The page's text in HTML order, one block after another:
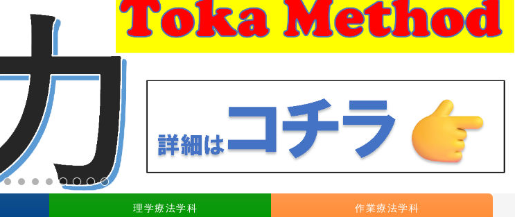
TOKAメソッド
図書館 学生
ロータリー
看護助産学館
看護学科
助産学科
リハビリ学館
理学療法学科
作業療法学科
理学療法学科 作業療法学科